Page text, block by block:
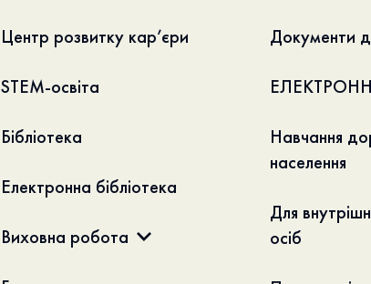
Центр розвитку кар’єри
STEM-освіта
Бібліотека
Електронна бібліотека
Виховна робота
Документи
Навчання
населення
Для
осіб